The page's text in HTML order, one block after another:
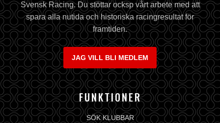
Svensk Racing. Du stöttar ocksp vårt arbete med att
spara alla nutida och historiska racingresultat för
framtiden.
JAG VILL BLI MEDLEM
FUNKTIONER
SÖK KLUBBAR